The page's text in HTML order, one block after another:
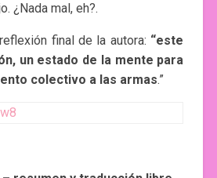
¿Nada mal, eh?.
final de la autora: “este
un estado de la mente para
colectivo a las armas.”